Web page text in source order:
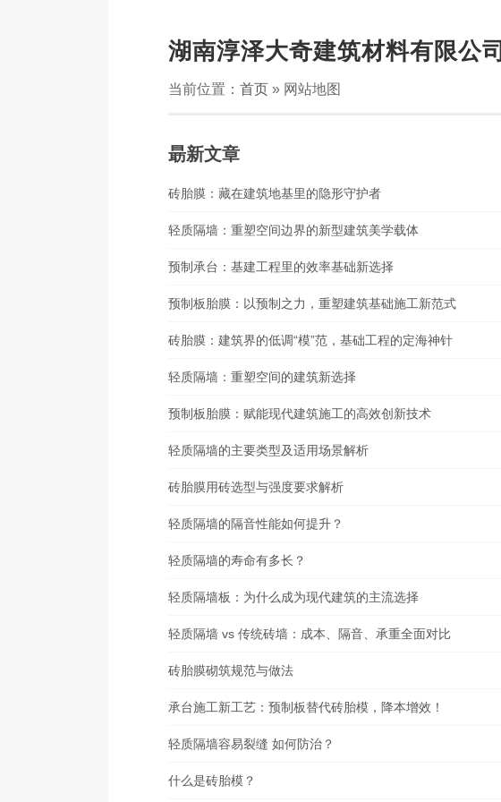
湖南淳泽大奇建筑材料有限公司
当前位置：首页 » 网站地图
朂新文章
砖胎膜：藏在建筑地基里的隐形守护者
轻质隔墙：重塑空间边界的新型建筑美学载体
预制承台：基建工程里的效率基础新选择
预制板胎膜：以预制之力，重塑建筑基础施工新范式
砖胎膜：建筑界的低调“模”范，基础工程的定海神针
轻质隔墙：重塑空间的建筑新选择
预制板胎膜：赋能现代建筑施工的高效创新技术​
轻质隔墙的主要类型及适用场景解析
砖胎膜用砖选型与强度要求解析
轻质隔墙的隔音性能如何提升？
轻质隔墙的寿命有多长？
​轻质隔墙板：为什么成为现代建筑的主流选择
​轻质隔墙 vs 传统砖墙：成本、隔音、承重全面对比
​砖胎膜砌筑规范与做法
承台施工新工艺：预制板替代砖胎模，降本增效！
轻质隔墙容易裂缝 如何防治？
什么是砖胎模？